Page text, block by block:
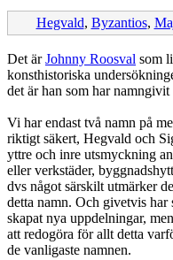
Hegvald, Byzantios,
Det ärJohnny Roosval som
konsthistoriska
det är han som har
Vi har endast två namn på
riktigt säkert, Hegvald och
yttre och inre utsmyckning
eller verkstäder,
dvs något särskilt utmärker
detta namn. Och givetvis har
skapat nya uppdelningar,
att redogöra för allt detta
de vanligaste namnen.